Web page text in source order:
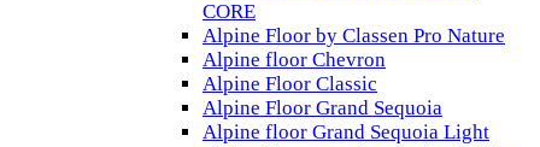
CORE
Alpine Floor by Classen Pro Nature
Alpine floor Chevron
Alpine Floor Classic
Alpine Floor Grand Sequoia
Alpine floor Grand Sequoia Light